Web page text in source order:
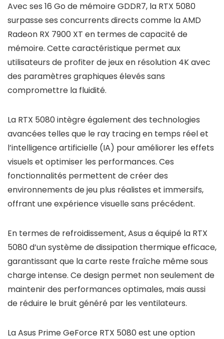
Avec ses 16 Go de mémoire GDDR7, la RTX 5080
surpasse ses concurrents directs comme la AMD
Radeon RX 7900 XT en termes de capacité de
mémoire. Cette caractéristique permet aux
utilisateurs de profiter de jeux en résolution 4K avec
des paramètres graphiques élevés sans
compromettre la fluidité.
La RTX 5080 intègre également des technologies
avancées telles que le ray tracing en temps réel et
l’intelligence artificielle (IA) pour améliorer les effets
visuels et optimiser les performances. Ces
fonctionnalités permettent de créer des
environnements de jeu plus réalistes et immersifs,
offrant une expérience visuelle sans précédent.
En termes de refroidissement, Asus a équipé la RTX
5080 d’un système de dissipation thermique efficace,
garantissant que la carte reste fraîche même sous
charge intense. Ce design permet non seulement de
maintenir des performances optimales, mais aussi
de réduire le bruit généré par les ventilateurs.
La Asus Prime GeForce RTX 5080 est une option